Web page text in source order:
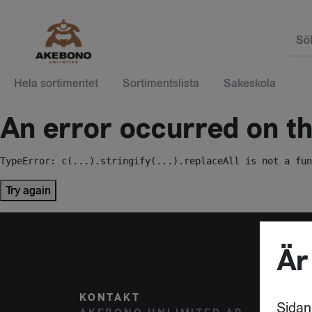
Hela sortimentet Sortimentslista Sakeskola
An error occurred on
TypeError: c(...).stringify(...).replaceAll is not a
Try again
KONTAKT